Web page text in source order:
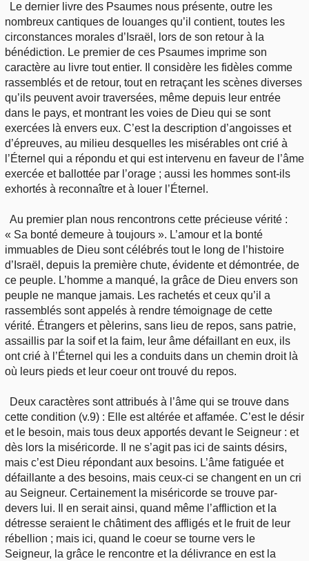
Le dernier livre des Psaumes nous présente, outre les
nombreux cantiques de louanges qu’il contient, toutes les
circonstances morales d’Israël, lors de son retour à la
bénédiction. Le premier de ces Psaumes imprime son
caractère au livre tout entier. Il considère les fidèles comme
rassemblés et de retour, tout en retraçant les scènes diverses
qu’ils peuvent avoir traversées, même depuis leur entrée
dans le pays, et montrant les voies de Dieu qui se sont
exercées là envers eux. C’est la description d’angoisses et
d’épreuves, au milieu desquelles les misérables ont crié à
l’Éternel qui a répondu et qui est intervenu en faveur de l’âme
exercée et ballottée par l’orage ; aussi les hommes sont-ils
exhortés à reconnaître et à louer l’Éternel.
Au premier plan nous rencontrons cette précieuse vérité :
« Sa bonté demeure à toujours ». L’amour et la bonté
immuables de Dieu sont célébrés tout le long de l’histoire
d’Israël, depuis la première chute, évidente et démontrée, de
ce peuple. L’homme a manqué, la grâce de Dieu envers son
peuple ne manque jamais. Les rachetés et ceux qu’il a
rassemblés sont appelés à rendre témoignage de cette
vérité. Étrangers et pèlerins, sans lieu de repos, sans patrie,
assaillis par la soif et la faim, leur âme défaillant en eux, ils
ont crié à l’Éternel qui les a conduits dans un chemin droit là
où leurs pieds et leur coeur ont trouvé du repos.
Deux caractères sont attribués à l’âme qui se trouve dans
cette condition (v.9) : Elle est altérée et affamée. C’est le désir
et le besoin, mais tous deux apportés devant le Seigneur : et
dès lors la miséricorde. Il ne s’agit pas ici de saints désirs,
mais c’est Dieu répondant aux besoins. L’âme fatiguée et
défaillante a des besoins, mais ceux-ci se changent en un cri
au Seigneur. Certainement la miséricorde se trouve par-
devers lui. Il en serait ainsi, quand même l’affliction et la
détresse seraient le châtiment des affligés et le fruit de leur
rébellion ; mais ici, quand le coeur se tourne vers le
Seigneur, la grâce le rencontre et la délivrance en est la